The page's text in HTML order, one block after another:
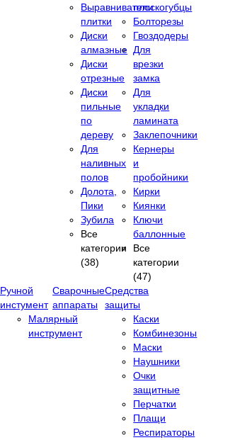
Выравниватели
плитки
Диски
алмазные
Диски
отрезные
Диски
пильные
по
дереву
Для
наливных
полов
Долота,
Пики
Зубила
Все
категории
(38)
плоскогубцы
Болторезы
Гвоздодеры
Для
врезки
замка
Для
укладки
ламината
Заклепочники
Кернеры
и
пробойники
Кирки
Киянки
Ключи
баллонные
Все
категории
(47)
Ручной
инстумент
Малярный
инструмент
Сварочные
аппараты
Средства
защиты
Каски
Комбинезоны
Маски
Наушники
Очки
защитные
Перчатки
Плащи
Респираторы